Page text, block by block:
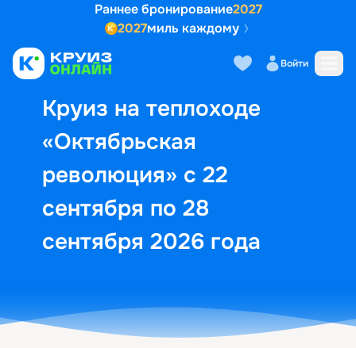
Раннее бронирование2027
2027миль каждому
Войти
Круиз на теплоходе
«Октябрьская
революция» с 22
сентября по 28
сентября 2026 года
Выбор кают Маршрут и